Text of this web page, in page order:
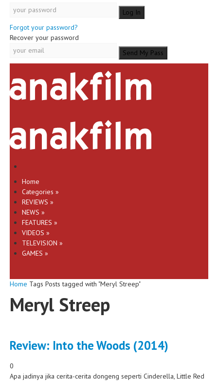
Forgot your password?
Recover your password
Home
Categories »
REVIEWS »
NEWS »
FEATURES »
VIDEOS »
TELEVISION »
GAMES »
Home Tags Posts tagged with "Meryl Streep"
Meryl Streep
Review: Into the Woods (2014)
0
Apa jadinya jika cerita-cerita dongeng seperti Cinderella, Little Red